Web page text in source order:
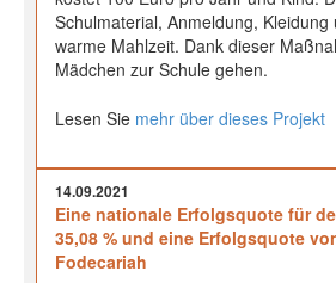
Schulmaterial, Anmeldung,
warme Mahlzeit. Dank dieser
Mädchen zur Schule gehen.
Lesen Sie mehr über dieses Projekt
14.09.2021
Eine nationale Erfolgsquote für
35,08 % und eine Erfolgsquote
Fodecariah